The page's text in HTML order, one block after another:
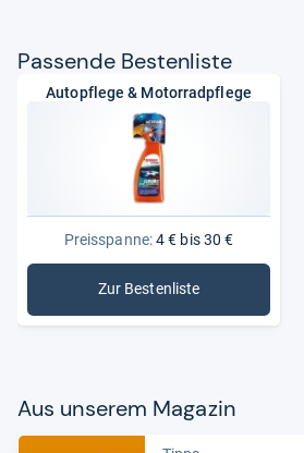
Pas­sende Bes­ten­liste
Autopflege & Motorradpflege
Preisspanne:4 € bis 30 €
Zur Bestenliste
: Autopflege &
Aus unse­rem Maga­zin